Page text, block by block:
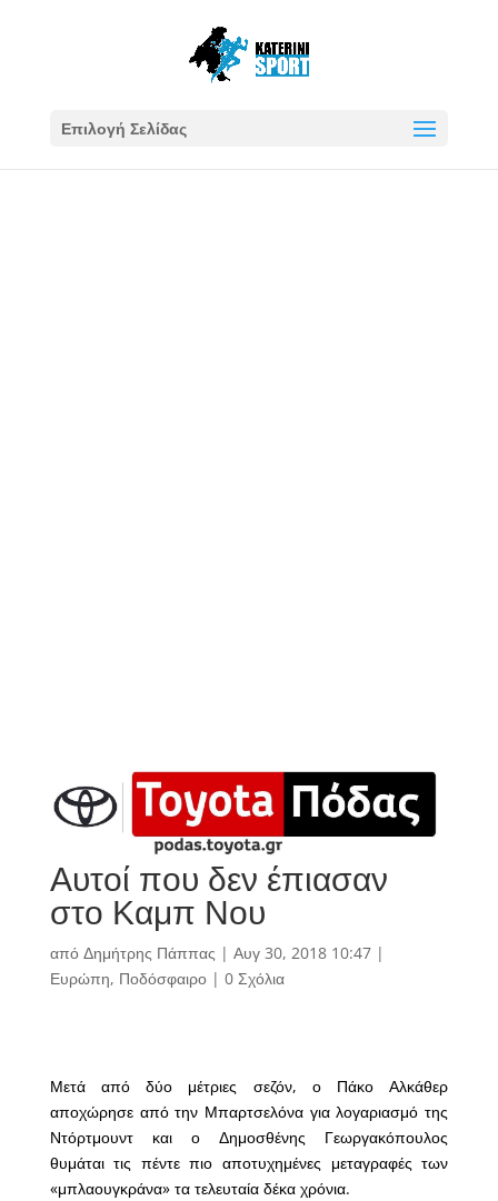
Επιλογή Σελίδας
Αυτοί που δεν έπιασαν
στο Καμπ Νου
από Δημήτρης Πάππας | Αυγ 30, 2018 10:47|
Ευρώπη, Ποδόσφαιρο| 0 Σχόλια
Μετά από δύο μέτριες σεζόν, ο Πάκο Αλκάθερ
αποχώρησε από την Μπαρτσελόνα για λογαριασμό της
Ντόρτμουντ και ο Δημοσθένης Γεωργακόπουλος
θυμάται τις πέντε πιο αποτυχημένες μεταγραφές των
«μπλαουγκράνα» τα τελευταία δέκα χρόνια.